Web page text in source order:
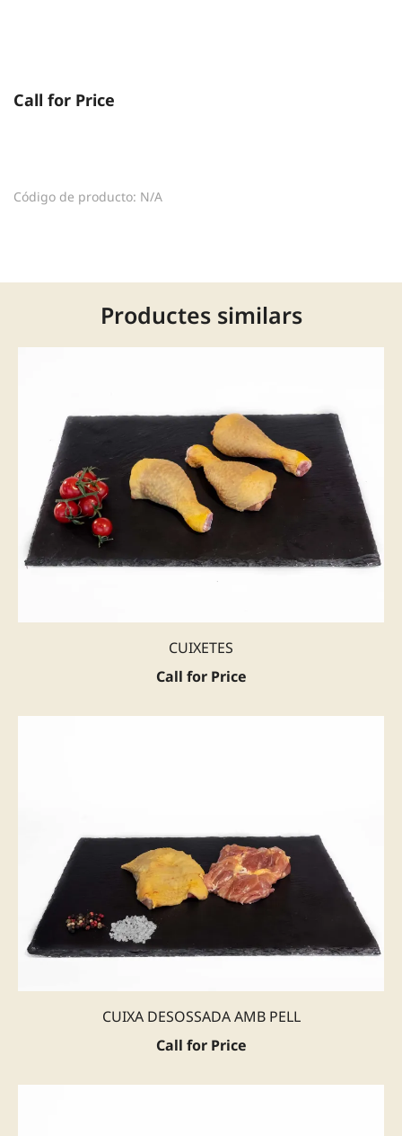
Call for Price
Código de producto: N/A
Productes similars
CUIXETES
Call for Price
CUIXA DESOSSADA AMB PELL
Call for Price